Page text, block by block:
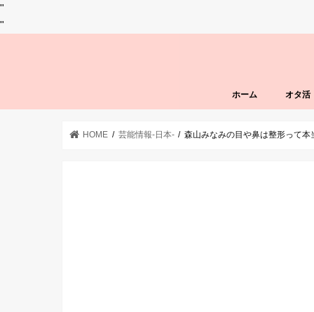
"
"
ホーム オタ活
HOME 芸能情報-日本- 森山みなみの目や鼻は整形って